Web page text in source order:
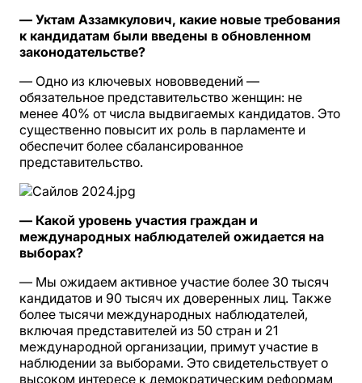
— Уктам Аззамкулович, какие новые требования
к кандидатам были введены в обновленном
законодательстве?
— Одно из ключевых нововведений —
обязательное представительство женщин: не
менее 40% от числа выдвигаемых кандидатов. Это
существенно повысит их роль в парламенте и
обеспечит более сбалансированное
представительство.
— Какой уровень участия граждан и
международных наблюдателей ожидается на
выборах?
— Мы ожидаем активное участие более 30 тысяч
кандидатов и 90 тысяч их доверенных лиц. Также
более тысячи международных наблюдателей,
включая представителей из 50 стран и 21
международной организации, примут участие в
наблюдении за выборами. Это свидетельствует о
высоком интересе к демократическим реформам